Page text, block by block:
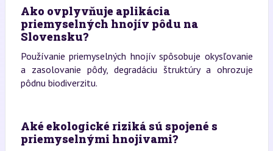
Ako ovplyvňuje aplikácia
priemyselných hnojív pôdu na
Slovensku?
Používanie priemyselných hnojív spôsobuje okysľovanie
a zasolovanie pôdy, degradáciu štruktúry a ohrozuje
pôdnu biodiverzitu.
Aké ekologické riziká sú spojené s
priemyselnými hnojivami?